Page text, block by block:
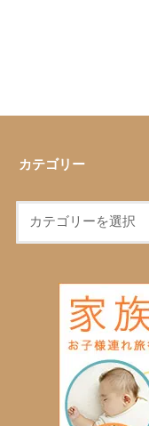
カテゴリー